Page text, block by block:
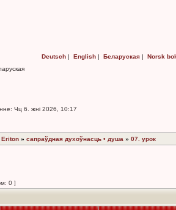
Deutsch | English | Беларуская | Norsk
Чц 6. жні 2026, 10:17
Eriton » сапраўдная духоўнасць • душа » 07. урок
0 ]